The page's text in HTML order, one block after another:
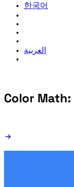
한국어
العربية
Color Math: